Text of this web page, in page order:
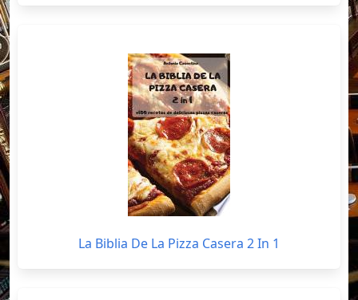
La Biblia De La Pizza Casera 2 In 1